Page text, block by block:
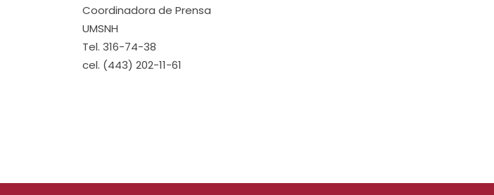
Coordinadora de Prensa
UMSNH
Tel. 316-74-38
cel. (443) 202-11-61